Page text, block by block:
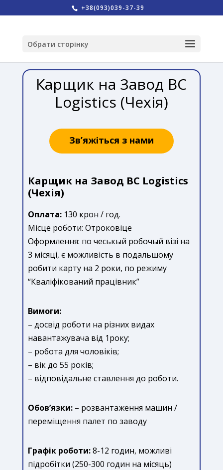
+38(093)039-37-39
Обрати сторінку
Карщик на Завод BC
Logistics (Чехія)
Зв’яжіться з нами
Карщик на Завод BC Logistics
(Чехія)
Оплата: 130 крон / год.
Місце роботи: Отроковіце
Оформлення: по чеськый робочый візі на
3 місяці, є можливість в подальшому
робити карту на 2 роки, по режиму
“Кваліфікований працівник”
Вимоги:
– досвід роботи на різних видах
навантажувача від 1року;
– робота для чоловіків;
– вік до 55 років;
– відповідальне ставлення до роботи.
Обов’язки: – розвантаження машин /
переміщення палет по заводу
Графік роботи:8-12 годин, можливі
підробітки (250-300 годин на місяць)